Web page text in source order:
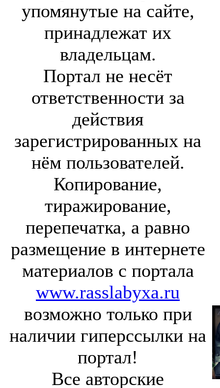
упомянутые на сайте,
принадлежат их
владельцам.
Портал не несёт
ответственности за
действия
зарегистрированных на
нём пользователей.
Копирование,
тиражирование,
перепечатка, а равно
размещение в интернете
материалов с портала
www.rasslabyxa.ru
возможно только при
наличии гиперссылки на
портал!
Все авторские